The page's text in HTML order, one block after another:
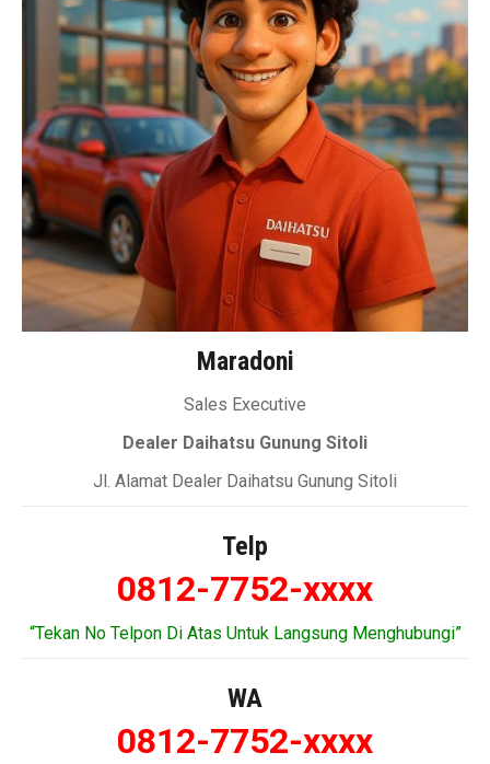
Maradoni
Sales Executive
Dealer Daihatsu Gunung Sitoli
Jl. Alamat Dealer Daihatsu Gunung Sitoli
Telp
0812-7752-xxxx
“Tekan No Telpon Di Atas Untuk Langsung Menghubungi”
WA
0812-7752-xxxx